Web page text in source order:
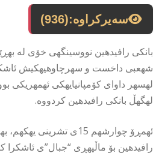
سەیرکراوە:(936)
بانكى رافیدهین نووسینگهى خۆى له
شهعبى داخست و سهرچاوهیهكیش
لهسهر داواى كۆمپانیایهكى ئهمهریكى
لهگهڵ بانكى رافیدهین كردووه.
ئهمڕۆ چوارشهم 15ى تشرینى
رافیدهین بۆ ماڵپهڕى “جبال”ى ئاشكرا